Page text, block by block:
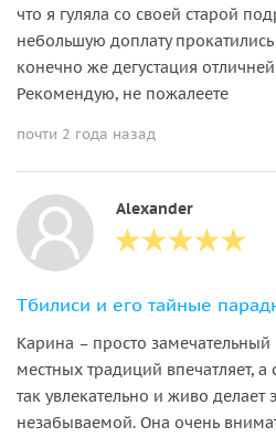
что я гуляла со своей старой
небольшую доплату
конечно же дегустация
Рекомендую, не пожалеете
почти 2 года назад
Alexander
Тбилиси и его тайные
Карина – просто
местных традиций впечатляет, а
так увлекательно и живо делает
незабываемой. Она очень